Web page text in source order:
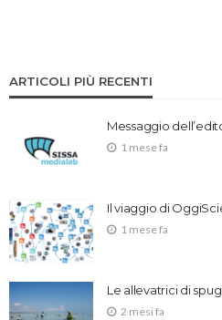
ARTICOLI PIÙ RECENTI
Messaggio
1 mese fa
Il viaggio di
1 mese fa
Le allevatrici di
2 mesi fa